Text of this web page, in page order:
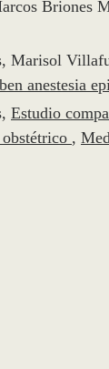
Briones
Marisol
anestesia
Estudio
,